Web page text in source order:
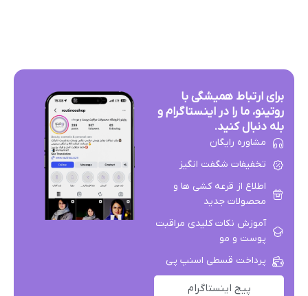
برای ارتباط همیشگی با
روتینو، ما را در اینستاگرام و
بله دنبال کنید.
مشاوره رایگان
تخفیفات شگفت انگیز
اطلاع از قرعه کشی ها و
محصولات جدید
آموزش نکات کلیدی مراقبت
پوست و مو
پرداخت قسطی اسنپ پی
پیج اینستاگرام